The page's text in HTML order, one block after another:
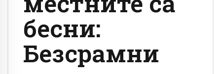
бесни:
Безсрамни